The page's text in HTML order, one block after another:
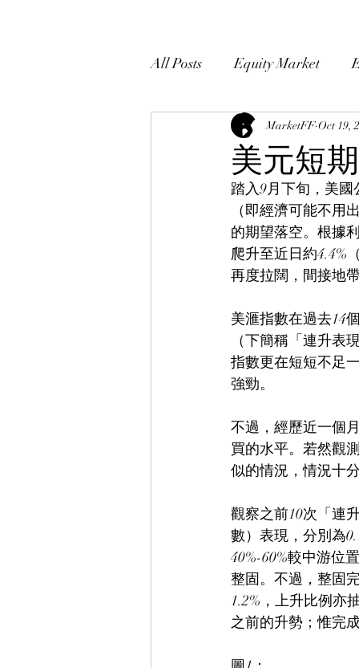
All Posts Equity Market
VIX Market
Currency Macro
美元短
MarketFF Oct 19,
踏入9月下旬，美
（即經濟可能不用
的期望落空。根據
爬升至近日約4.4%
再度拉闊，間接地
美滙指數在過去14
（下簡稱「連升表
指數更在短短不足
強勁。
不過，經歷近一個
買的水平。若然觀
似的情況，情況十
觀察之前10次「連
數）表現，分別為
40%-60%較中游位
整固。不過，整固
1.2%，上升比例亦
之前的升勢；惟完